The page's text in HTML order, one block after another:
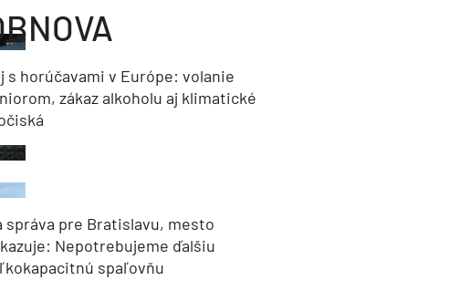
s horúčavami v Európe: volanie
zákaz alkoholu aj klimatické
správa pre Bratislavu, mesto
Nepotrebujeme ďalšiu
spaľovňu